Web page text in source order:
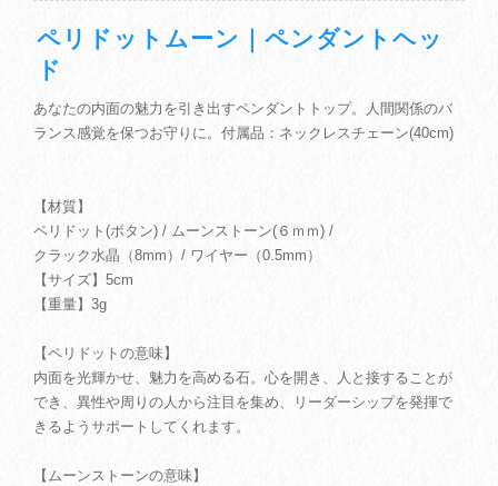
ペリドットムーン｜ペンダントヘッ
ド
あなたの内面の魅力を引き出すペンダントトップ。人間関係のバ
ランス感覚を保つお守りに。付属品：ネックレスチェーン(40cm)
【材質】
ペリドット(ボタン) / ムーンストーン(６ｍｍ) /
クラック水晶（8mm）/ ワイヤー（0.5mm）
【サイズ】5cm
【重量】3g
【ペリドットの意味】
内面を光輝かせ、魅力を高める石。心を開き、人と接することが
でき、異性や周りの人から注目を集め、リーダーシップを発揮で
きるようサポートしてくれます。
【ムーンストーンの意味】